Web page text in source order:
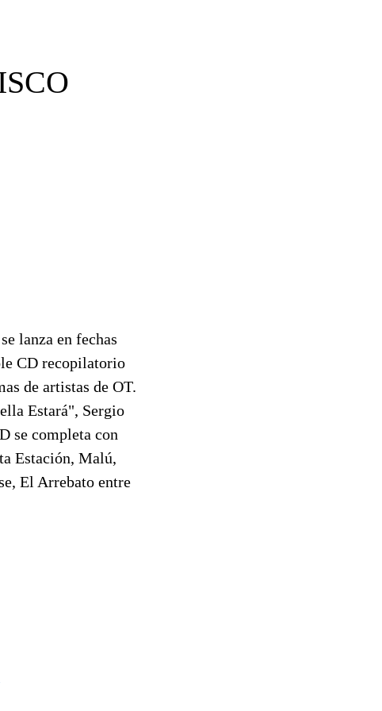
lanza en fechas
CD recopilatorio
de artistas de OT.
Estará", Sergio
se completa con
Estación, Malú,
El Arrebato entre